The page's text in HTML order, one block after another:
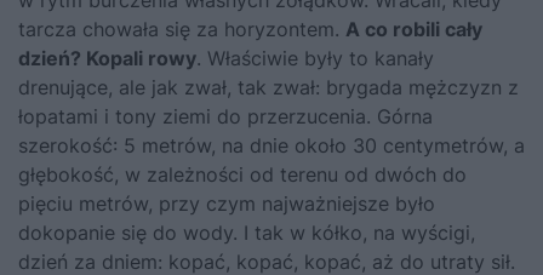
tarcza chowała się za horyzontem. A co robili cały
dzień? Kopali rowy. Właściwie były to kanały
drenujące, ale jak zwał, tak zwał: brygada mężczyzn z
łopatami i tony ziemi do przerzucenia. Górna
szerokość: 5 metrów, na dnie około 30 centymetrów, a
głębokość, w zależności od terenu od dwóch do
pięciu metrów, przy czym najważniejsze było
dokopanie się do wody. I tak w kółko, na wyścigi,
dzień za dniem: kopać, kopać, kopać, aż do utraty sił.